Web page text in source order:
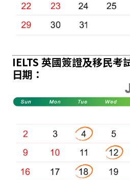
IELTS 英國簽證及移民考
日期：